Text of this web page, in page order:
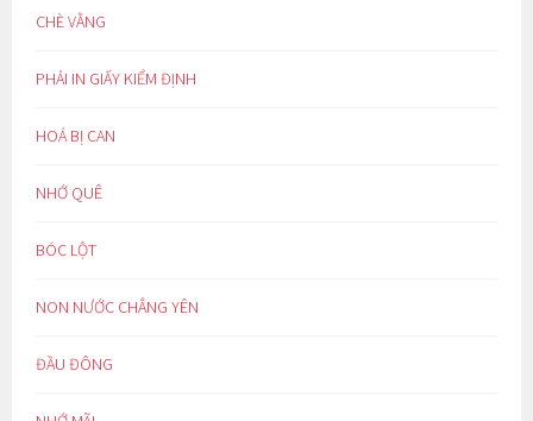
CHÈ VẰNG
PHẢI IN GIẤY KIỂM ĐỊNH
HOÁ BỊ CAN
NHỚ QUÊ
BÓC LỘT
NON NƯỚC CHẲNG YÊN
ĐẦU ĐÔNG